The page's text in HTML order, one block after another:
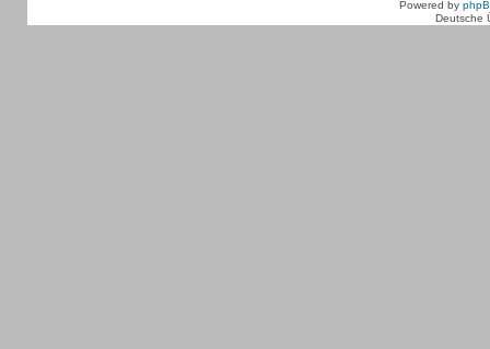
Powered by
Deutsche